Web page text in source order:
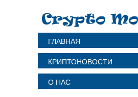
ГЛАВНАЯ
КРИПТОНОВОСТИ
О НАС